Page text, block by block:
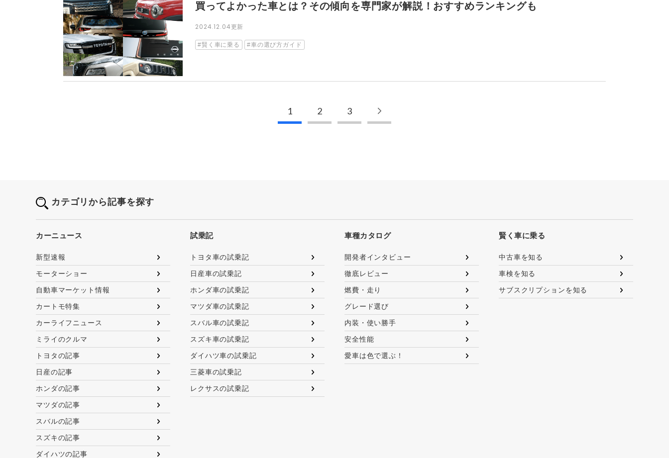
買ってよかった車とは？その傾向を専門家が解説！おすすめランキングも
2024.12.04更新
賢く車に乗る 車の選び方ガイド
1 2 3
カテゴリから記事を探す
カーニュース
新型速報
モーターショー
自動車マーケット情報
カートモ特集
カーライフニュース
ミライのクルマ
トヨタの記事
日産の記事
ホンダの記事
マツダの記事
スバルの記事
スズキの記事
ダイハツの記事
試乗記
トヨタ車の試乗記
日産車の試乗記
ホンダ車の試乗記
マツダ車の試乗記
スバル車の試乗記
スズキ車の試乗記
ダイハツ車の試乗記
三菱車の試乗記
レクサスの試乗記
車種カタログ
開発者インタビュー
徹底レビュー
燃費・走り
グレード選び
内装・使い勝手
安全性能
愛車は色で選ぶ！
賢く車に乗る
中古車を知る
車検を知る
サブスクリプションを知る